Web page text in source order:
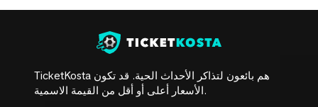
TicketKosta هم بائعون لتذاكر الأحداث الحية. قد تكون
الأسعار أعلى أو أقل من القيمة الاسمية.